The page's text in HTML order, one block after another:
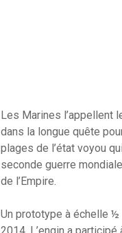
Les Marines l’appellent
dans la longue quête
plages de l’état voyou
seconde guerre
de l’Empire.
Un prototype à échelle ½